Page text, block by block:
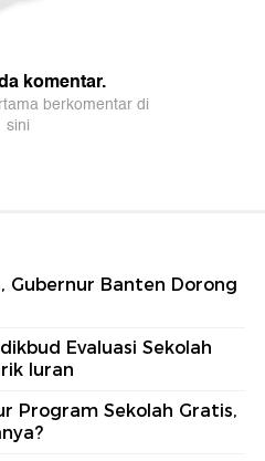
Gubernur Banten Dorong
Evaluasi Sekolah
Iuran
Program Sekolah Gratis,